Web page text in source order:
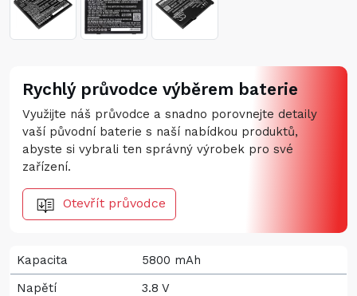
Rychlý průvodce výběrem baterie
Využijte náš průvodce a snadno porovnejte detaily
vaší původní baterie s naší nabídkou produktů,
abyste si vybrali ten správný výrobek pro své
zařízení.
Otevřít průvodce
Kapacita
5800 mAh
Napětí
3.8 V